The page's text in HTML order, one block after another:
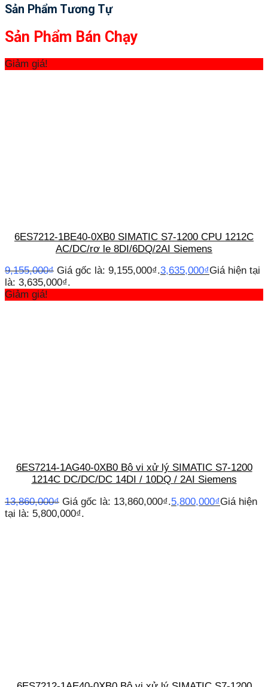
Sản Phẩm Tương Tự
Sản Phẩm Bán Chạy
Giảm giá!
6ES7212-1BE40-0XB0 SIMATIC S7-1200 CPU 1212C
AC/DC/rơ le 8DI/6DQ/2AI Siemens
9,155,000₫ Giá gốc là: 9,155,000₫.3,635,000₫Giá hiện tại
là: 3,635,000₫.
Giảm giá!
6ES7214-1AG40-0XB0 Bộ vi xử lý SIMATIC S7-1200
1214C DC/DC/DC 14DI / 10DQ / 2AI Siemens
13,860,000₫ Giá gốc là: 13,860,000₫.5,800,000₫Giá hiện
tại là: 5,800,000₫.